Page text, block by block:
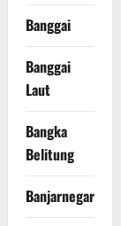
Banggai
Banggai
Laut
Bangka
Belitung
Banjarnegara